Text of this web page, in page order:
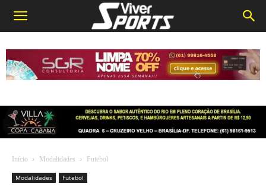
Início Modalidades Futebol
Modalidades Futebol